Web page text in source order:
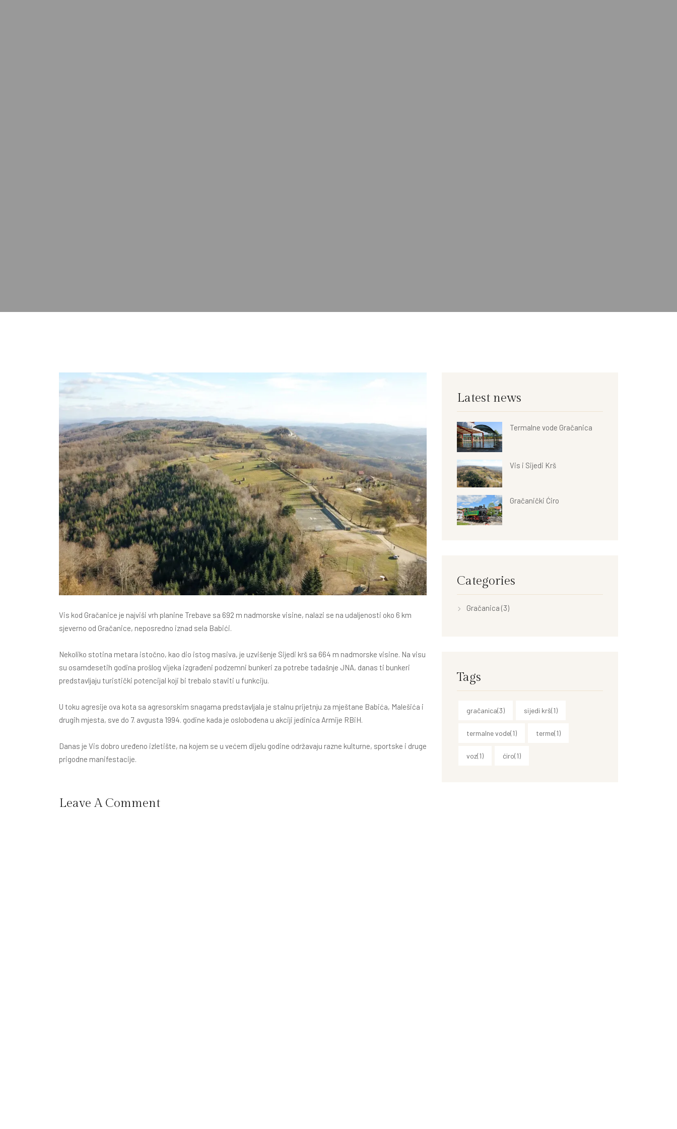
Vis kod Gračanice je najviši vrh planine Trebave sa 692 m nadmorske visine, nalazi se na udaljenosti oko 6 km
sjeverno od Gračanice, neposredno iznad sela Babići.
Nekoliko stotina metara istočno, kao dio istog masiva, je uzvišenje Sijedi krš sa 664 m nadmorske visine. Na visu
su osamdesetih godina prošlog vijeka izgrađeni podzemni bunkeri za potrebe tadašnje JNA, danas ti bunkeri
predstavljaju turistički potencijal koji bi trebalo staviti u funkciju.
U toku agresije ova kota sa agresorskim snagama predstavljala je stalnu prijetnju za mještane Babića, Malešića i
drugih mjesta, sve do 7. avgusta 1994. godine kada je oslobođena u akciji jedinica Armije RBiH.
Danas je Vis dobro uređeno izletište, na kojem se u većem dijelu godine održavaju razne kulturne, sportske i druge
prigodne manifestacije.
Leave A Comment
Latest news
Termalne vode Gračanica
Vis i Sijedi Krš
Gračanički Ćiro
Categories
Gračanica (3)
Tags
gračanica(3) sijedi krš(1)
termalne vode(1) terme(1)
voz(1) ćiro(1)